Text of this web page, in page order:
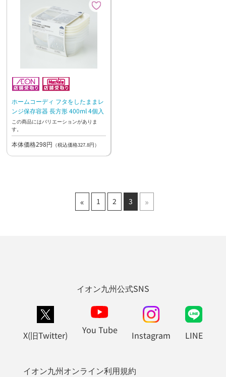
ホームコーディ フタをしたままレ
ンジ保存容器 長方形 400ml 4個入
この商品にはバリエーションがありま
す。
本体価格298円 （税込価格327.8円）
« 1 2 3 »
イオン九州公式SNS
X(旧Twitter) You Tube Instagram LINE
イオン九州オンライン利用規約